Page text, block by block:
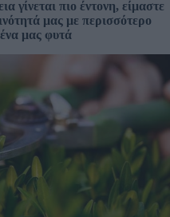
γίνεται πιο έντονη, είμαστε
μας με περισσότερο
μας φυτά